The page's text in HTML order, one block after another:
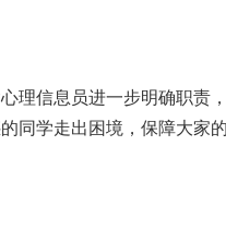
理信息员进一步明确职责
同学走出困境，保障大家